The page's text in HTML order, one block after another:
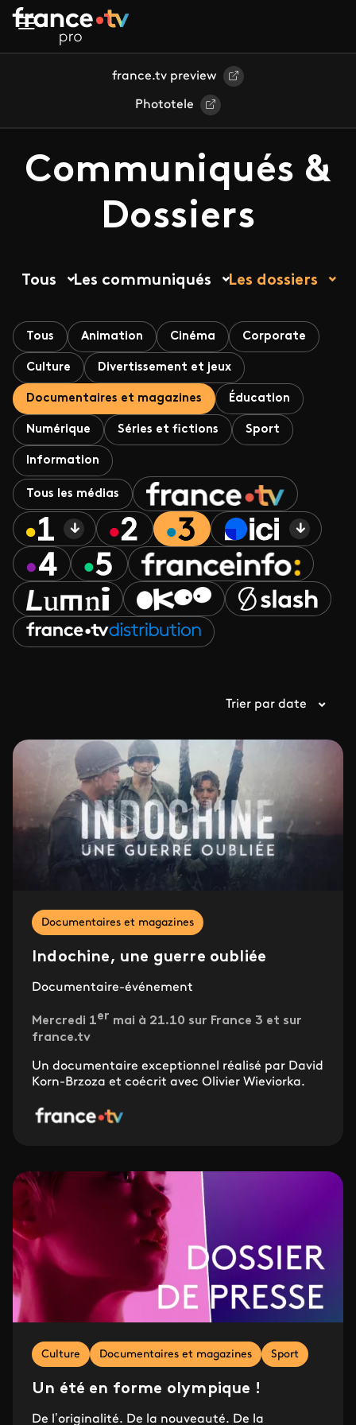
Aller au contenu principal
france.tv preview
Phototele
Communiqués &
Dossiers
Tous Les communiqués Les dossiers
Tous Animation Cinéma Corporate
Culture Divertissement et jeux
Documentaires et magazines Éducation
Numérique Séries et fictions Sport
Information
Tous les médias
Trier par date
Documentaires et magazines
Indochine, une guerre oubliée
Documentaire-événement
Mercredi 1er mai à 21.10 sur France 3 et sur
france.tv
Un documentaire exceptionnel réalisé par David
Korn-Brzoza et coécrit avec Olivier Wieviorka.
Culture Documentaires et magazines Sport
Un été en forme olympique !
De l’originalité. De la nouveauté. De la